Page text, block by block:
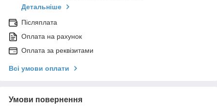
Детальніше
Післяплата
Оплата на рахунок
Оплата за реквізитами
Всі умови оплати
Умови повернення